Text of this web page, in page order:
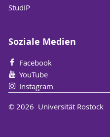
StudIP
Soziale Medien
Facebook
YouTube
Instagram
© 2026 Universität Rostock